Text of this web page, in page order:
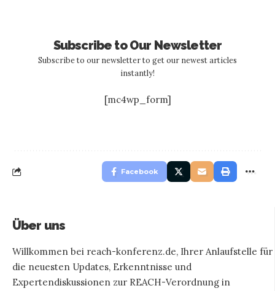
Subscribe to Our Newsletter
Subscribe to our newsletter to get our newest articles
instantly!
[mc4wp_form]
Facebook
Über uns
Willkommen bei reach-konferenz.de, Ihrer Anlaufstelle für
die neuesten Updates, Erkenntnisse und
Expertendiskussionen zur REACH-Verordnung in